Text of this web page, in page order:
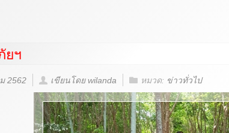
ยฯ
2562 เขียนโดย wilanda หมวด: ข่าวทั่วไป